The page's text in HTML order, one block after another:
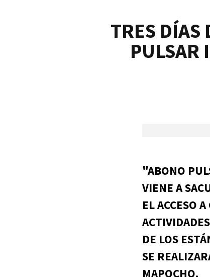
TRES DÍAS
PULSAR
"ABONO
VIENE A
EL ACCESO
DE LOS
SE
MAPOCHO.